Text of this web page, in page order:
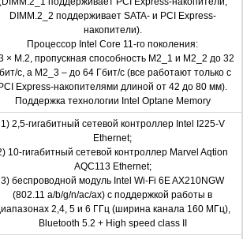
DIMM.2_2 поддерживает SATA- и PCI Express-
накопители).
Процессор Intel Core 11-го поколения:
× M.2, пропускная способность M2_1 и M2_2 до 32
с, а M2_3 – до 64 Гбит/с (все работают только с
PCI Express-накопителями длиной от 42 до 80 мм).
Поддержка технологии Intel Optane Memory
1) 2,5-гигабитный сетевой контроллер Intel I225-V
Ethernet;
10-гигабитный сетевой контроллер Marvel Aqtion
AQC113 Ethernet;
3) беспроводной модуль Intel Wi-Fi 6E AX210NGW
(802.11 a/b/g/n/ac/ax) с поддержкой работы в
2,4, 5 и 6 ГГц (ширина канала 160 МГц),
Bluetooth 5.2 + High speed class II